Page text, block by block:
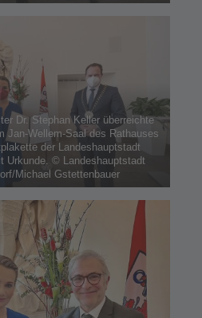
Dr. Stephan Keller überreichte
Jan-Wellem-Saal des Rathauses
der Landeshauptstadt
Urkunde. © Landeshauptstadt
Michael Gstettenbauer